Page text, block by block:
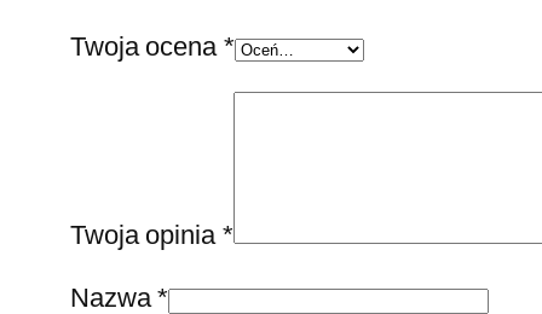
Twoja ocena *
Twoja opinia *
Nazwa*